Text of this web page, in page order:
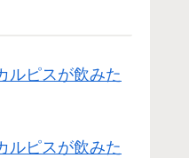
ルピスが飲みた
ルピスが飲みた